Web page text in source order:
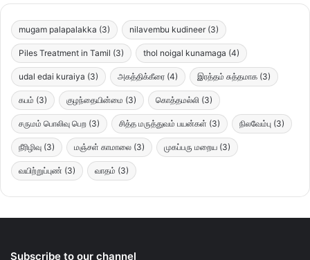
mugam palapalakka (3) nilavembu kudineer (3)
Piles Treatment in Tamil (3) thol noigal kunamaga (4)
udal edai kuraiya (3) அகத்திக்கீரை (4) இரத்தம் சுத்தமாக (3)
கபம் (3) குழந்தையின்மை (3) கொத்தமல்லி (3)
சருமம் பொலிவு பெற (3) சித்த மருத்துவம் பயன்கள் (3) நிலவேம்பு (3)
நீரிழிவு (3) மஞ்சள் காமாலை (3) முகப்பரு மறைய (3)
வயிற்றுப்புண் (3) வாதம் (3)
Subscribe to our channel